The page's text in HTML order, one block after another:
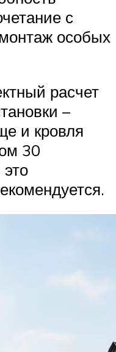
с
особых
расчет
–
и кровля
30